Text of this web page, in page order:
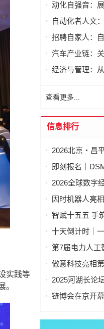
实践等
。
动化自强音：
进步发出的响
自动化者人文
文思考
招聘自家人：
家及人才需求
汽车产业链：
经济与管理：
查看更多...
信息排行
2026北京・昌
全国医药工业
即刻报名｜
业&新能源数
2026全球数字
性经济AI论坛
因时机器人亮
者大会
智赋十五五 手
具身智能新基建
十天倒计时｜
会，即将启幕！
第7届电力人工
业数字化转型
傲意科技亮相
科技论坛，共
2025河湖长论
链博会在京开